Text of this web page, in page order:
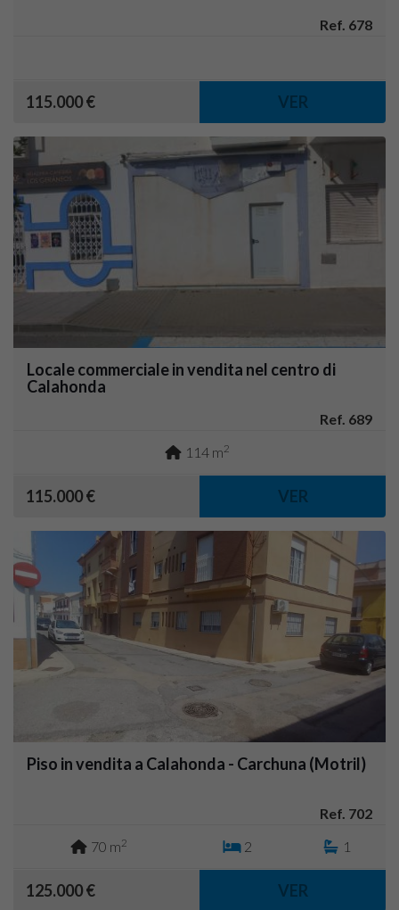
Ref. 678
115.000 € VER
Locale commerciale in vendita nel centro di
Calahonda
Ref. 689
114 m2
115.000 € VER
Piso in vendita a Calahonda - Carchuna (Motril)
Ref. 702
70 m2 2 1
125.000 € VER